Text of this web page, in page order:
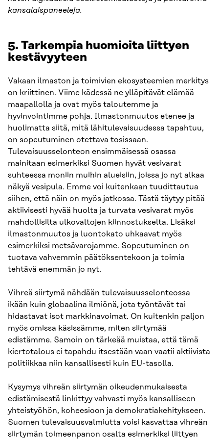
kansalaispaneeleja.
5. Tarkempia huomioita liittyen
kestävyyteen
Vakaan ilmaston ja toimivien ekosysteemien merkitys
on kriittinen. Viime kädessä ne ylläpitävät elämää
maapallolla ja ovat myös taloutemme ja
hyvinvointimme pohja. Ilmastonmuutos etenee ja
huolimatta siitä, mitä lähitulevaisuudessa tapahtuu,
on sopeutuminen otettava tosissaan.
Tulevaisuusselonteon ensimmäisessä osassa
mainitaan esimerkiksi Suomen hyvät vesivarat
suhteessa moniin muihin alueisiin, joissa jo nyt alkaa
näkyä vesipula. Emme voi kuitenkaan tuudittautua
siihen, että näin on myös jatkossa. Tästä täytyy pitää
aktiivisesti hyvää huolta ja turvata vesivarat myös
mahdollisilta ulkovaltojen kiinnostukselta. Lisäksi
ilmastonmuutos ja luontokato uhkaavat myös
esimerkiksi metsävarojamme. Sopeutuminen on
tuotava vahvemmin päätöksentekoon ja toimia
tehtävä enemmän jo nyt.
Vihreä siirtymä nähdään tulevaisuusselonteossa
ikään kuin globaalina ilmiönä, jota työntävät tai
hidastavat isot markkinavoimat. On kuitenkin paljon
myös omissa käsissämme, miten siirtymää
edistämme. Samoin on tärkeää muistaa, että tämä
kiertotalous ei tapahdu itsestään vaan vaatii aktiivista
politiikkaa niin kansallisesti kuin EU-tasolla.
Kysymys vihreän siirtymän oikeudenmukaisesta
edistämisestä linkittyy vahvasti myös kansalliseen
yhteistyöhön, koheesioon ja demokratiakehitykseen.
Suomen tulevaisuusvalmiutta voisi kasvattaa vihreän
siirtymän toimeenpanon osalta esimerkiksi liittyen